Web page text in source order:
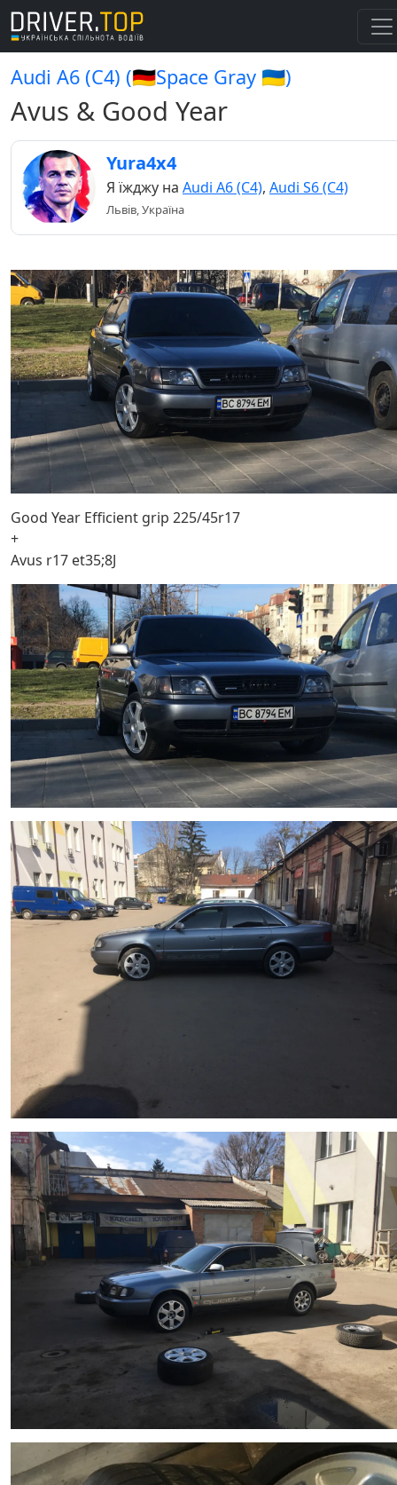
Audi A6 (C4) (🇩🇪Space Gray 🇺🇦)
Avus & Good Year
Yura4x4
Я їжджу на Audi A6 (C4), Audi S6 (C4)
Львів, Україна
Good Year Efficient grip 225/45r17
+
Avus r17 et35;8J